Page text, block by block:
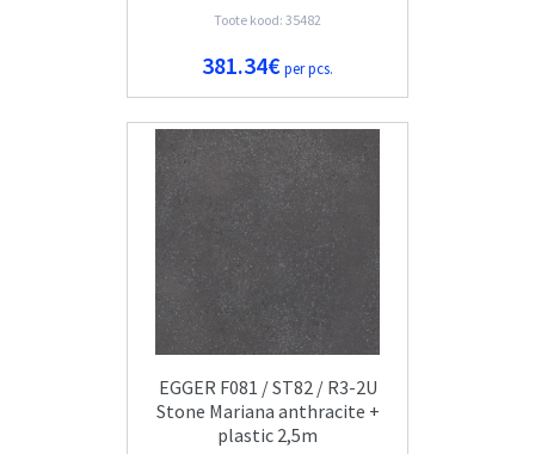
Toote kood: 35482
381.34€per pcs.
EGGER F081 / ST82 / R3-2U
Stone Mariana anthracite +
plastic 2,5m